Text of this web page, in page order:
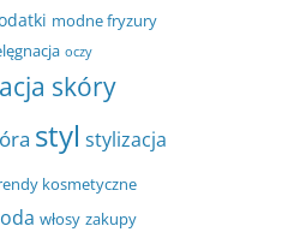
modne fryzury
oczy
skóry
styl stylizacja
kosmetyczne
włosy zakupy